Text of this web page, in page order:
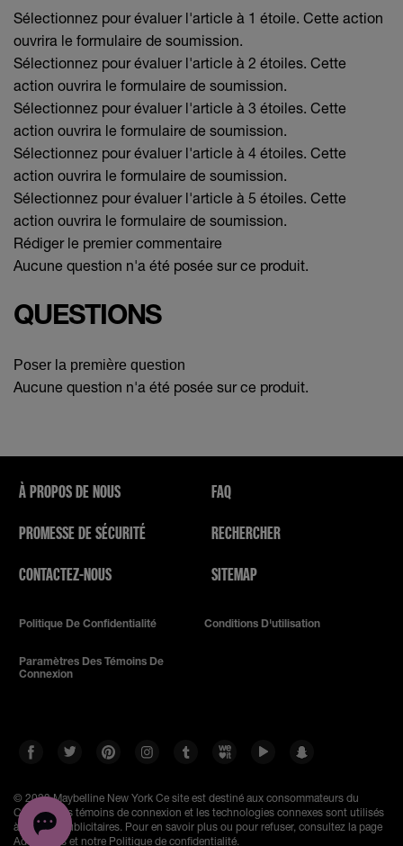
Sélectionnez pour évaluer l'article à 1 étoile. Cette action
ouvrira le formulaire de soumission.
Sélectionnez pour évaluer l'article à 2 étoiles. Cette
action ouvrira le formulaire de soumission.
Sélectionnez pour évaluer l'article à 3 étoiles. Cette
action ouvrira le formulaire de soumission.
Sélectionnez pour évaluer l'article à 4 étoiles. Cette
action ouvrira le formulaire de soumission.
Sélectionnez pour évaluer l'article à 5 étoiles. Cette
action ouvrira le formulaire de soumission.
Rédiger le premier commentaire
Aucune question n'a été posée sur ce produit.
QUESTIONS
Poser la première question
Aucune question n'a été posée sur ce produit.
À PROPOS DE NOUS
PROMESSE DE SÉCURITÉ
CONTACTEZ-NOUS
FAQ
RECHERCHER
SITEMAP
Politique De Confidentialité Conditions D'utilisation
Paramètres Des Témoins De
Connexion
© 2023 Maybelline New York Ce site est destiné aux consommateurs du
Canada. Les témoins de connexion et les technologies connexes sont utilisés
à des fins publicitaires. Pour en savoir plus ou pour refuser, consultez la page
AdChoices et notre Politique de confidentialité.